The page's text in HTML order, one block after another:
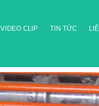
VIDEO CLIP TIN TỨC